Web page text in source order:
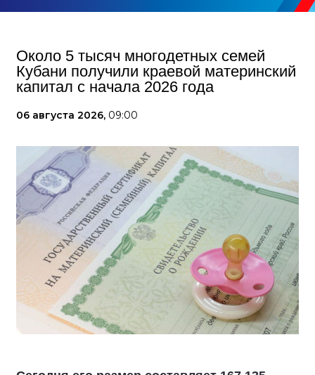
Около 5 тысяч многодетных семей
Кубани получили краевой материнский
капитал с начала 2026 года
06 августа 2026, 09:00